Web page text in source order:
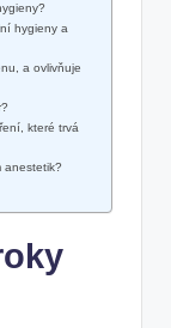
hygieny a
a ovlivňuje
které trvá
anestetik?